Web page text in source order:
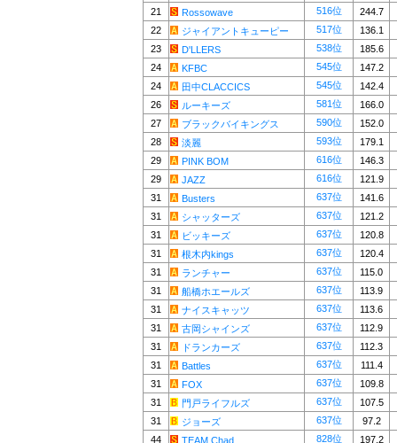
21
Rossowave 516位
244.7
22
ジャイアントキューピー 517位
136.1
23
D'LLERS 538位
185.6
24
KFBC 545位
147.2
24
田中CLACCICS 545位
142.4
26
ルーキーズ 581位
166.0
27
ブラックバイキングス 590位
152.0
28
淡麗 593位
179.1
29
PINK BOM 616位
146.3
29
JAZZ 616位
121.9
31
Busters 637位
141.6
31
シャッターズ 637位
121.2
31
ビッキーズ 637位
120.8
31
根木内kings 637位
120.4
31
ランチャー 637位
115.0
31
船橋ホエールズ 637位
113.9
31
ナイスキャッツ 637位
113.6
31
古岡シャインズ 637位
112.9
31
ドランカーズ 637位
112.3
31
Battles 637位
111.4
31
FOX 637位
109.8
31
門戸ライフルズ 637位
107.5
31
ジョーズ 637位
97.2
44
TEAM Chad 828位
197.2